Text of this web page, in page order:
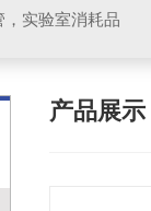
，实验室消耗品
产品展示